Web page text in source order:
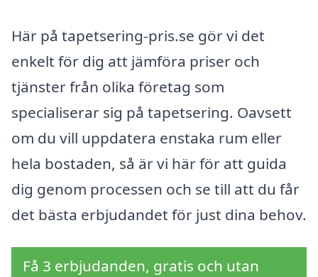
Här på tapetsering-pris.se gör vi det
enkelt för dig att jämföra priser och
tjänster från olika företag som
specialiserar sig på tapetsering. Oavsett
om du vill uppdatera enstaka rum eller
hela bostaden, så är vi här för att guida
dig genom processen och se till att du får
det bästa erbjudandet för just dina behov.
Få 3 erbjudanden, gratis och utan